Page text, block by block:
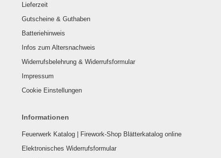
Lieferzeit
Gutscheine & Guthaben
Batteriehinweis
Infos zum Altersnachweis
Widerrufsbelehrung & Widerrufsformular
Impressum
Cookie Einstellungen
Informationen
Feuerwerk Katalog | Firework-Shop Blätterkatalog online
Elektronisches Widerrufsformular